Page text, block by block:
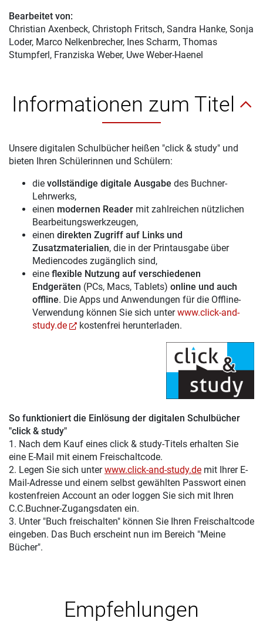
Bearbeitet von:
Christian Axenbeck, Christoph Fritsch, Sandra Hanke, Sonja
Loder, Marco Nelkenbrecher, Ines Scharm, Thomas
Stumpferl, Franziska Weber, Uwe Weber-Haenel
Informationen zum Titel
Unsere digitalen Schulbücher heißen "click & study" und
bieten Ihren Schülerinnen und Schülern:
die vollständige digitale Ausgabe des Buchner-
Lehrwerks,
einen modernen Reader mit zahlreichen nützlichen
Bearbeitungswerkzeugen,
einen direkten Zugriff auf Links und
Zusatzmaterialien, die in der Printausgabe über
Mediencodes zugänglich sind,
eine flexible Nutzung auf verschiedenen
Endgeräten (PCs, Macs, Tablets) online und auch
offline. Die Apps und Anwendungen für die Offline-
Verwendung können Sie sich unterwww.click-and-
study.de
kostenfrei herunterladen.
So funktioniert die Einlösung der digitalen Schulbücher
"click & study"
1. Nach dem Kauf eines click & study-Titels erhalten Sie
eine E-Mail mit einem Freischaltcode.
2. Legen Sie sich unterwww.click-and-study.de mit Ihrer E-
Mail-Adresse und einem selbst gewählten Passwort einen
kostenfreien Account an oder loggen Sie sich mit Ihren
C.C.Buchner-Zugangsdaten ein.
3. Unter "Buch freischalten" können Sie Ihren Freischaltcode
eingeben. Das Buch erscheint nun im Bereich "Meine
Bücher".
Empfehlungen